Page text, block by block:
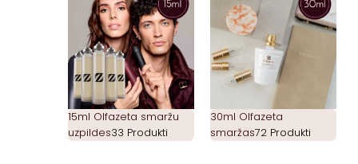
15ml Olfazeta smaržu
uzpildes33 Produkti
30ml Olfazeta
smaržas72 Produkti